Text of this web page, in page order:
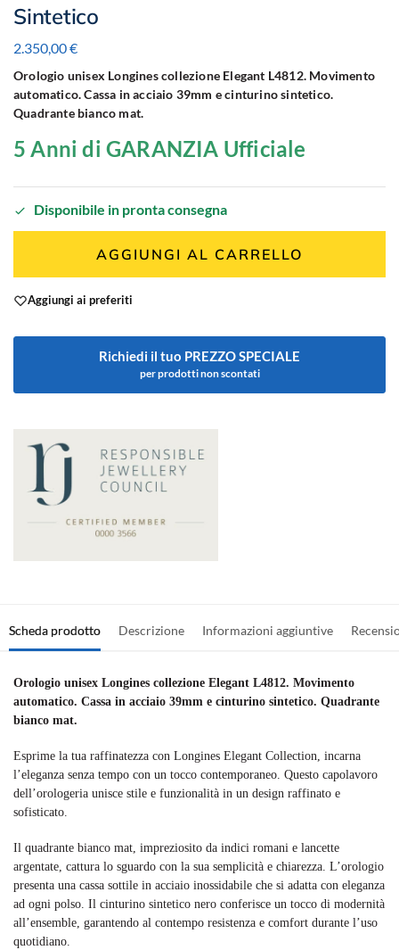
Sintetico
2.350,00€
Orologio unisex Longines collezione Elegant L4812. Movimento
automatico. Cassa in acciaio 39mm e cinturino sintetico.
Quadrante bianco mat.
5 Anni di GARANZIA Ufficiale
Disponibile in pronta consegna
AGGIUNGI AL CARRELLO
Aggiungi ai preferiti
Richiedi il tuo PREZZO SPECIALE
per prodotti non scontati
Scheda prodotto Descrizione Informazioni aggiuntive
Orologio unisex Longines collezione Elegant L4812. Movimento
automatico. Cassa in acciaio 39mm e cinturino sintetico. Quadrante
bianco mat.
Esprime la tua raffinatezza con Longines Elegant Collection, incarna
l’eleganza senza tempo con un tocco contemporaneo. Questo capolavoro
dell’orologeria unisce stile e funzionalità in un design raffinato e
sofisticato.
Il quadrante bianco mat, impreziosito da indici romani e lancette
argentate, cattura lo sguardo con la sua semplicità e chiarezza. L’orologio
presenta una cassa sottile in acciaio inossidabile che si adatta con eleganza
ad ogni polso. Il cinturino sintetico nero conferisce un tocco di modernità
all’ensemble, garantendo al contempo resistenza e comfort durante l’uso
quotidiano.